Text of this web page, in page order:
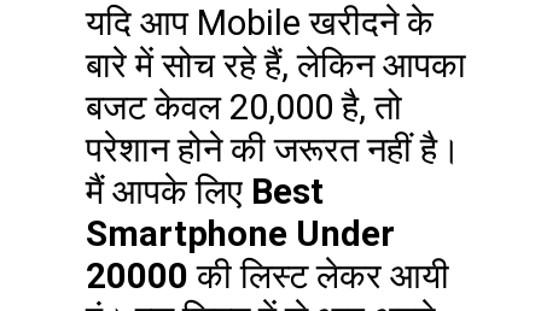
यदि आप Mobile खरीदने के
बारे में सोच रहे हैं, लेकिन आपका
बजट केवल 20,000 है, तो
परेशान होने की जरूरत नहीं है।
मैं आपके लिए Best
Smartphone Under
20000 की लिस्ट लेकर आयी